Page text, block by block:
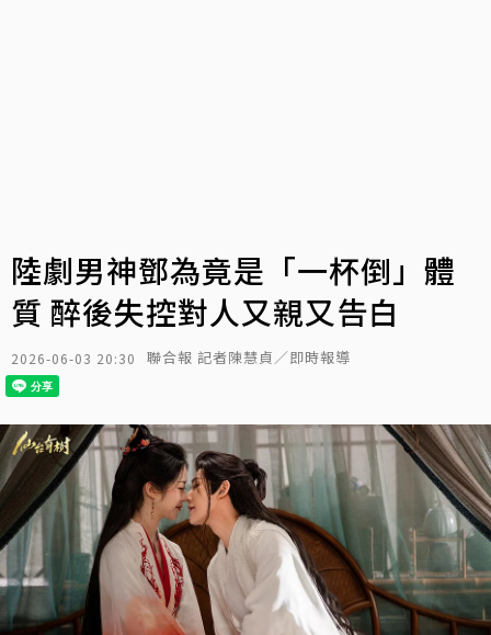
陸劇男神鄧為竟是「一杯倒」體
質 醉後失控對人又親又告白
2026-06-03 20:30 聯合報 記者陳慧貞／即時報導